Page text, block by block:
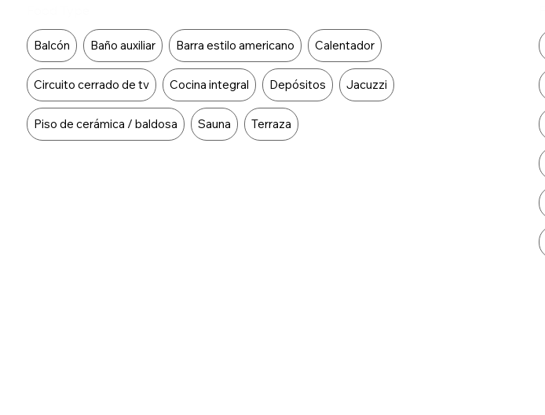
Balcón Baño auxiliar Barra estilo americano Calentador
Circuito cerrado de tv Cocina integral Depósitos Jacuzzi
Piso de cerámica / baldosa Sauna Terraza